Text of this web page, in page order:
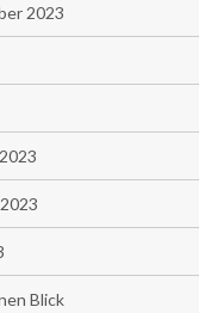
2023
Blick